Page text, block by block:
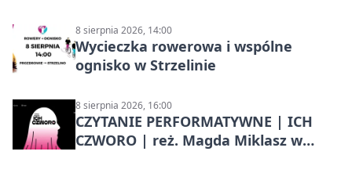
8 sierpnia 2026, 14:00
Wycieczka rowerowa i wspólne
ognisko w Strzelinie
8 sierpnia 2026, 16:00
CZYTANIE PERFORMATYWNE | ICH
CZWORO | reż. Magda Miklasz w